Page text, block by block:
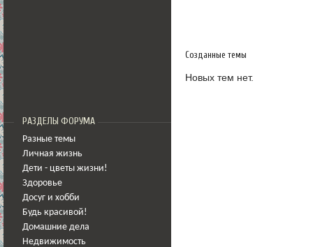
РАЗДЕЛЫ ФОРУМА
Разные темы
Личная жизнь
Дети - цветы жизни!
Здоровье
Досуг и хобби
Будь красивой!
Домашние дела
Недвижимость
Созданные темы
Новых тем нет.